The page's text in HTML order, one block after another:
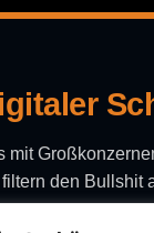
mit
den Bullshit